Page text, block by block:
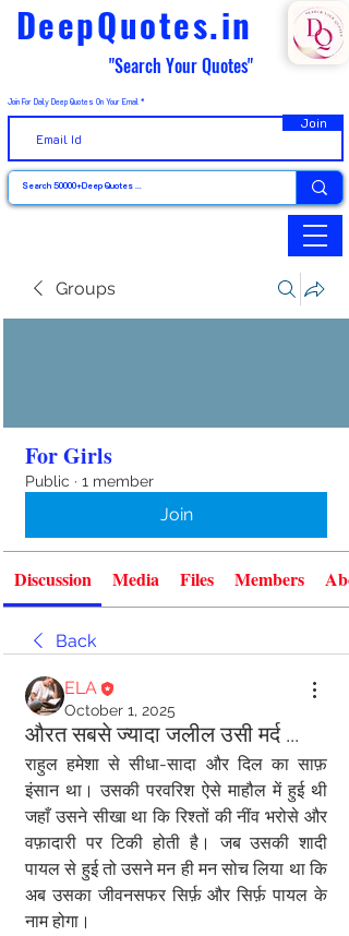
DeepQuotes.in
"Search Your Quotes"
Join For Daily Deep Quotes On Your Email
Join
Groups
For Girls
Public · 1 member
Join
Discussion Media Files Members
Back
ELA
October 1, 2025
औरत सबसे ज्यादा जलील उसी मर्द ...
राहुल हमेशा से सीधा-सादा और दिल का साफ़
इंसान था। उसकी परवरिश ऐसे माहौल में हुई थी
जहाँ उसने सीखा था कि रिश्तों की नींव भरोसे और
वफ़ादारी पर टिकी होती है। जब उसकी शादी
पायल से हुई तो उसने मन ही मन सोच लिया था कि
अब उसका जीवनसफर सिर्फ़ और सिर्फ़ पायल के
नाम होगा।